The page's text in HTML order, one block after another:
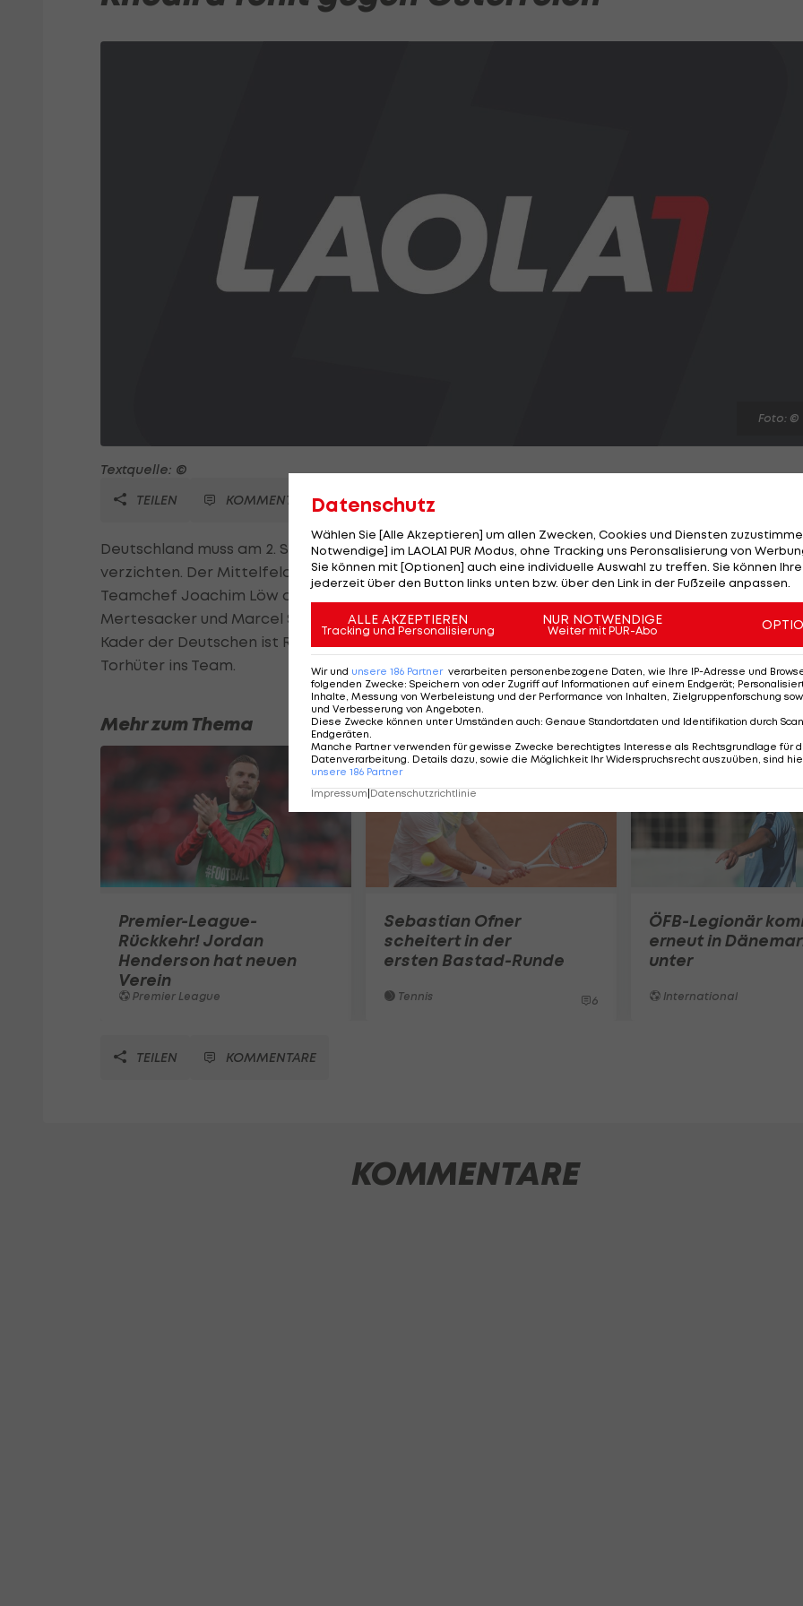
Foto: ©
Textquelle: ©
TEILEN
KOMMENTARE
Deutschland muss am 2. September im EM-Qualifikationsspiel gegen Österreich auf Sami
verzichten. Der Mittelfeld-Star von Real Madrid leidet an einer Adduktorenblessur und muss
Teamchef Joachim Löw absagen. Wieder zurück in der DFB-Auswahl sind Mesut Özil, Per
Mertesacker und Marcel Schmelzer, die zuletzt verletzungsbedingt nicht dabei waren. Neu im
Kader der Deutschen ist Ron-Robert Ziegler. Der 22-Jährige von Hannover 96 rückt als dritter
Torhüter ins Team.
Mehr zum Thema
Premier-League-
Rückkehr! Jordan
Henderson hat neuen
Verein
Premier League
Sebastian Ofner
scheitert in der
ersten Bastad-Runde
Tennis 6
ÖFB-Legionär
erneut in
unter
International
TEILEN KOMMENTARE
KOMMENTARE
Datenschutz
Wählen Sie [Alle Akzeptieren] um allen Zwecken, Cookies und Diensten
Notwendige] im LAOLA1 PUR Modus, ohne Tracking uns Peronsalisierung von
Sie können mit [Optionen] auch eine individuelle Auswahl zu treffen. Sie können
jederzeit über den Button links unten bzw. über den Link in der Fußzeile anpassen.
ALLE AKZEPTIEREN
Tracking und Personalisierung
NUR NOTWENDIGE
Weiter mit PUR-Abo
Wir und unsere 186 Partner verarbeiten personenbezogene Daten, wie Ihre IP-Adresse und
folgenden Zwecke: Speichern von oder Zugriff auf Informationen auf einem Endgerät;
Inhalte, Messung von Werbeleistung und der Performance von Inhalten, Zielgruppenforschung
und Verbesserung von Angeboten
Diese Zwecke können unter Umständen auch: Genaue Standortdaten und Identifikation durch
Endgeräten
Manche Partner verwenden für gewisse Zwecke berechtigtes Interesse als Rechtsgrundlage für
Datenverarbeitung. Details dazu, sowie die Möglichkeit Ihr Widerspruchsrecht auszuüben, sind
unsere 186 Partner
Impressum|Datenschutzrichtlinie